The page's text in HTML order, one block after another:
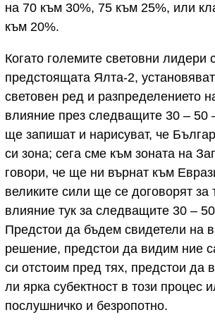
на 70 към 30%, 75 към 25%, или
към 20%.
Когато големите световни лидери
предстоящата Ялта-2,
световен ред и разпределението
влияние през следващите 30 – 50
ще запишат и нарисуват, че
си зона; сега сме към зоната на
говори, че ще ни върнат към
великите сили ще се договорят за
влияние тук за следващите 30 –
Предстои да бъдем свидетели на
решение, предстои да видим ние
си отстоим пред тях, предстои
ли ярка субектност в този процес
послушничко и безропотно.